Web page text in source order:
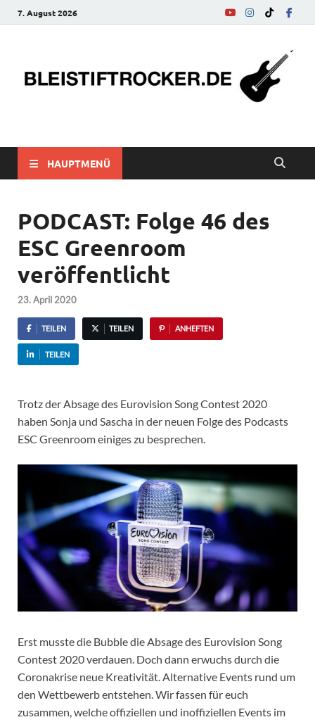
7. August 2026
bleistiftrocker.de
HAUPTMENÜ
PODCAST: Folge 46 des
ESC Greenroom
veröffentlicht
23. April 2020
TEILEN TEILEN ANHEFTEN
TEILEN
Trotz der Absage des Eurovision Song Contest 2020
haben Sonja und Sascha in der neuen Folge des Podcasts
ESC Greenroom einiges zu besprechen.
Erst musste die Bubble die Absage des Eurovision Song
Contest 2020 verdauen. Doch dann erwuchs durch die
Coronakrise neue Kreativität. Alternative Events rund um
den Wettbewerb entstehen. Wir fassen für euch
zusammen, welche offiziellen und inoffiziellen Events im